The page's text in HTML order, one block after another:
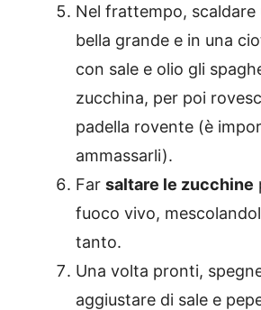
Nel frattempo, scaldare
bella grande e in una
con sale e olio gli
zucchina, per poi
padella rovente (è
ammassarli).
Far saltare le zucchine
fuoco vivo,
tanto.
Una volta pronti,
aggiustare di sale e